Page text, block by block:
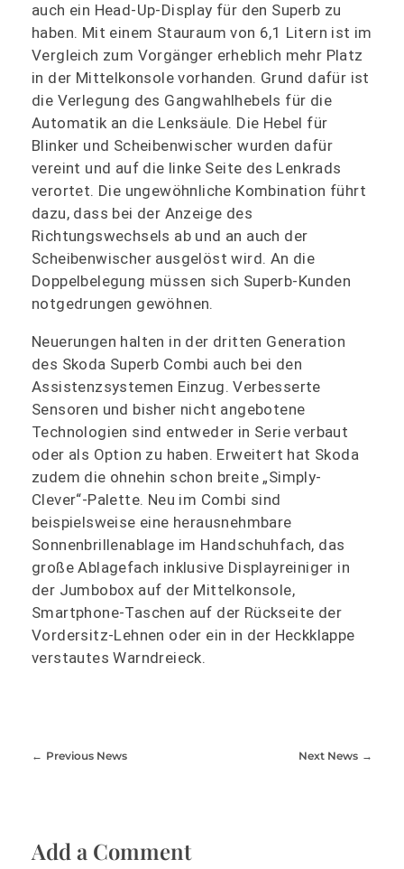
auch ein Head-Up-Display für den Superb zu
haben. Mit einem Stauraum von 6,1 Litern ist im
Vergleich zum Vorgänger erheblich mehr Platz
in der Mittelkonsole vorhanden. Grund dafür ist
die Verlegung des Gangwahlhebels für die
Automatik an die Lenksäule. Die Hebel für
Blinker und Scheibenwischer wurden dafür
vereint und auf die linke Seite des Lenkrads
verortet. Die ungewöhnliche Kombination führt
dazu, dass bei der Anzeige des
Richtungswechsels ab und an auch der
Scheibenwischer ausgelöst wird. An die
Doppelbelegung müssen sich Superb-Kunden
notgedrungen gewöhnen.
Neuerungen halten in der dritten Generation
des Skoda Superb Combi auch bei den
Assistenzsystemen Einzug. Verbesserte
Sensoren und bisher nicht angebotene
Technologien sind entweder in Serie verbaut
oder als Option zu haben. Erweitert hat Skoda
zudem die ohnehin schon breite „Simply-
Clever“-Palette. Neu im Combi sind
beispielsweise eine herausnehmbare
Sonnenbrillenablage im Handschuhfach, das
große Ablagefach inklusive Displayreiniger in
der Jumbobox auf der Mittelkonsole,
Smartphone-Taschen auf der Rückseite der
Vordersitz-Lehnen oder ein in der Heckklappe
verstautes Warndreieck.
Previous News Next News
Add a Comment